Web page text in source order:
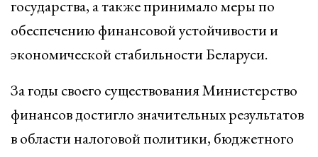
государства, а также принимало меры по
обеспечению финансовой устойчивости и
экономической стабильности Беларуси.
За годы своего существования Министерство
финансов достигло значительных результатов
в области налоговой политики, бюджетного